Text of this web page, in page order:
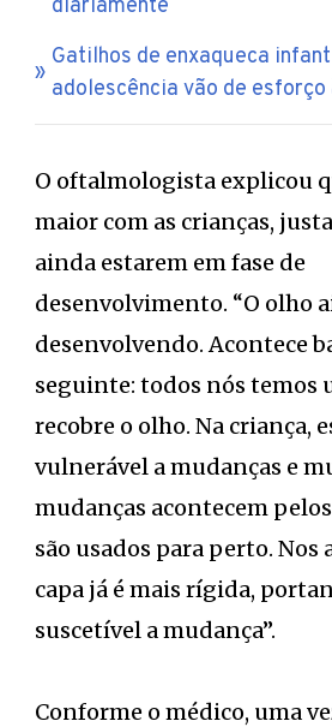
diariamente
Gatilhos de enxaqueca
adolescência vão de
O oftalmologista explicou
maior com as crianças,
ainda estarem em fase de
desenvolvimento. “O olho
desenvolvendo. Acontece
seguinte: todos nós temos
recobre o olho. Na criança,
vulnerável a mudanças e
mudanças acontecem
são usados para perto. Nos
capa já é mais rígida,
suscetível a mudança”.
Conforme o médico, uma